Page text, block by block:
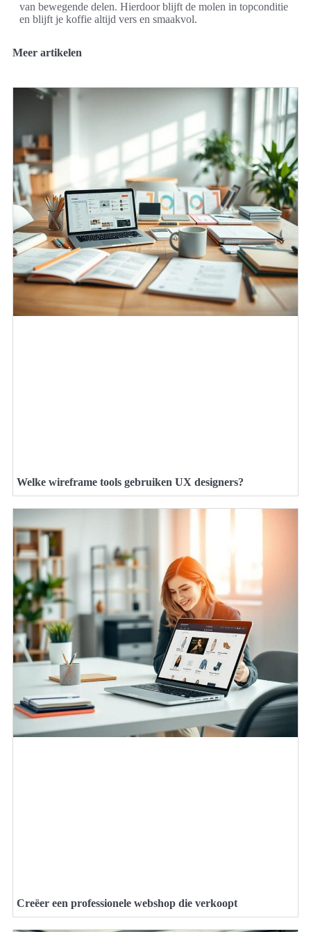
van bewegende delen. Hierdoor blijft de molen in topconditie
en blijft je koffie altijd vers en smaakvol.
Meer artikelen
Welke wireframe tools gebruiken UX designers?
Creëer een professionele webshop die verkoopt